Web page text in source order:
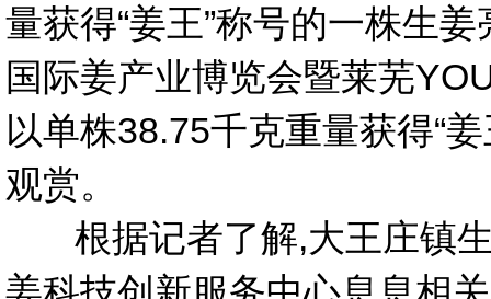
量获得“姜王”称号的一株生
国际姜产业博览会暨莱芜
以单株38.75千克重量获得“
观赏。
根据记者了解,大王庄镇生